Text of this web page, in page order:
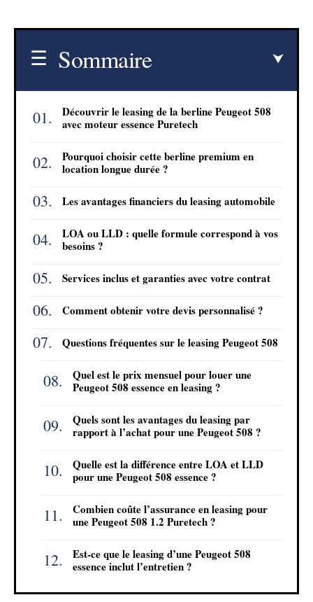
Sommaire
Découvrir le leasing de la berline Peugeot 508
avec moteur essence Puretech
Pourquoi choisir cette berline premium en
location longue durée ?
Les avantages financiers du leasing automobile
LOA ou LLD : quelle formule correspond à vos
besoins ?
Services inclus et garanties avec votre contrat
Comment obtenir votre devis personnalisé ?
Questions fréquentes sur le leasing Peugeot 508
Quel est le prix mensuel pour louer une
Peugeot 508 essence en leasing ?
Quels sont les avantages du leasing par
rapport à l’achat pour une Peugeot 508 ?
Quelle est la différence entre LOA et LLD
pour une Peugeot 508 essence ?
Combien coûte l’assurance en leasing pour
une Peugeot 508 1.2 Puretech ?
Est-ce que le leasing d’une Peugeot 508
essence inclut l’entretien ?